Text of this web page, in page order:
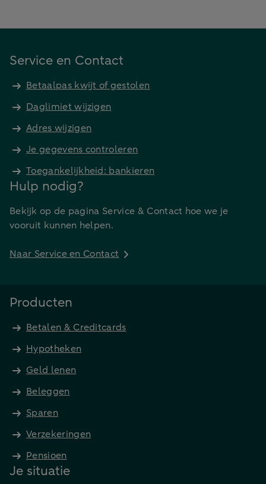
Service en Contact
Betaalpas kwijt of gestolen
Daglimiet wijzigen
Adres wijzigen
Je gegevens controleren
Toegankelijkheid: bankieren
Hulp nodig?
Bekijk op de pagina Service & Contact hoe we je
vooruit kunnen helpen.
Naar Service en Contact
Producten
Betalen & Creditcards
Hypotheken
Geld lenen
Beleggen
Sparen
Verzekeringen
Pensioen
Je situatie